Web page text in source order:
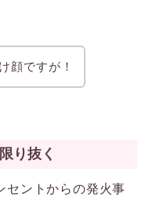
顔ですが！
り抜く
セントからの発火事